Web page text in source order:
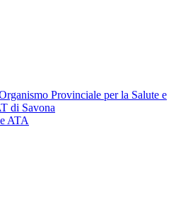
Provinciale per la Salute e
di Savona
ATA